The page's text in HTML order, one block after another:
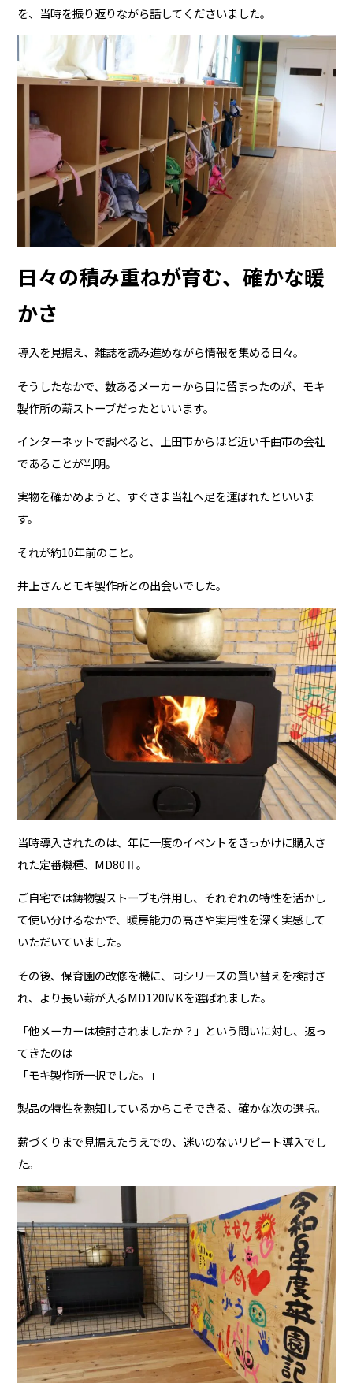
を、当時を振り返りながら話してくださいました。
日々の積み重ねが育む、確かな暖
かさ
導入を見据え、雑誌を読み進めながら情報を集める日々。
そうしたなかで、数あるメーカーから目に留まったのが、モキ
製作所の薪ストーブだったといいます。
インターネットで調べると、上田市からほど近い千曲市の会社
であることが判明。
実物を確かめようと、すぐさま当社へ足を運ばれたといいま
す。
それが約10年前のこと。
井上さんとモキ製作所との出会いでした。
当時導入されたのは、年に一度のイベントをきっかけに購入さ
れた定番機種、MD80Ⅱ。
ご自宅では鋳物製ストーブも併用し、それぞれの特性を活かし
て使い分けるなかで、暖房能力の高さや実用性を深く実感して
いただいていました。
その後、保育園の改修を機に、同シリーズの買い替えを検討さ
れ、より長い薪が入るMD120ⅣKを選ばれました。
「他メーカーは検討されましたか？」という問いに対し、返っ
てきたのは――
「モキ製作所一択でした。」
製品の特性を熟知しているからこそできる、確かな次の選択。
薪づくりまで見据えたうえでの、迷いのないリピート導入でし
た。